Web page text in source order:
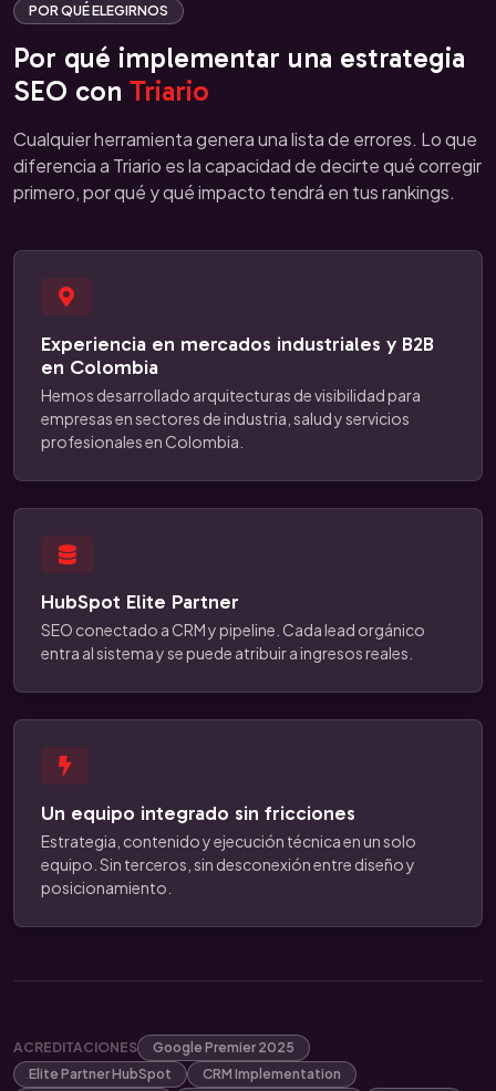
POR QUÉ ELEGIRNOS
Por qué implementar una estrategia
SEO con Triario
Cualquier herramienta genera una lista de errores. Lo que
diferencia a Triario es la capacidad de decirte qué corregir
primero, por qué y qué impacto tendrá en tus rankings.
Experiencia en mercados industriales y B2B
en Colombia
Hemos desarrollado arquitecturas de visibilidad para
empresas en sectores de industria, salud y servicios
profesionales en Colombia.
HubSpot Elite Partner
SEO conectado a CRM y pipeline. Cada lead orgánico
entra al sistema y se puede atribuir a ingresos reales.
Un equipo integrado sin fricciones
Estrategia, contenido y ejecución técnica en un solo
equipo. Sin terceros, sin desconexión entre diseño y
posicionamiento.
ACREDITACIONES
Google Premier 2025
Elite Partner HubSpot
CRM Implementation